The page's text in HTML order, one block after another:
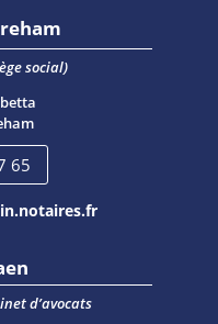
social)
65
d’avocats